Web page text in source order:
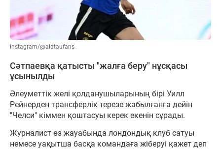
instagram/@alataufans_
Сәтпаевқа қатысты "жалға беру" нұсқасы
ұсынылды
Әлеуметтік желі қолданушыларының бірі Уилл
Рейнерден трансферлік терезе жабылғанға дейін
"Челси" кіммен қоштасуы керек екенін сұрады.
Журналист өз жауабында лондондық клуб сатуы
немесе уақытша басқа командаға жіберуі қажет деп